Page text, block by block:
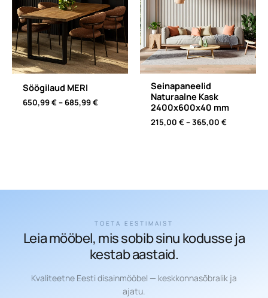
Söögilaud MERI
650,99€– 685,99€Price
Seinapaneelid
Naturaalne Kask
2400x600x40 mm
215,00 €–365,00 €Price
TOETA EESTIMAIST
Leia mööbel, mis sobib sinu kodusse ja
kestab aastaid.
Kvaliteetne Eesti disainmööbel — keskkonnasõbralik ja
ajatu.